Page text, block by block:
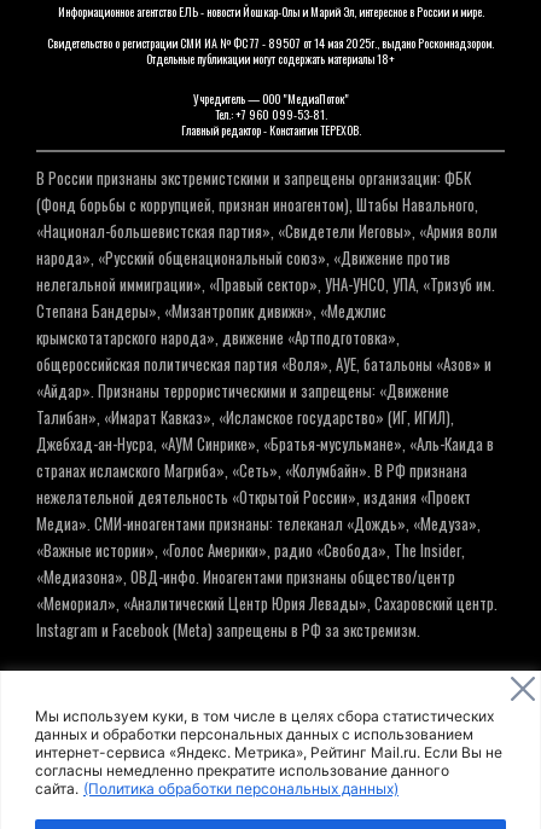
Мы используем куки, в том числе в целях сбора статистических
данных и обработки персональных данных с использованием
интернет-сервиса «Яндекс. Метрика», Рейтинг Mail.ru. Если Вы не
согласны немедленно прекратите использование данного
сайта. (Политика обработки персональных данных)
Информационное агентство ЕЛЬ - новости Йошкар-Олы и Марий Эл, интересное в России и мире.
Свидетельство о регистрации СМИ ИА № ФС 77 - 89507 от 14 мая 2025г., выдано Роскомнадзором.
Отдельные публикации могут содержать материалы 18+
Учредитель — ООО "МедиаПоток"
Тел.: +7 960 099-53-81.
Главный редактор - Константин ТЕРЕХОВ.
В России признаны экстремистскими и запрещены организации: ФБК
(Фонд борьбы с коррупцией, признан иноагентом), Штабы Навального,
«Национал-большевистская партия», «Свидетели Иеговы», «Армия воли
народа», «Русский общенациональный союз», «Движение против
нелегальной иммиграции», «Правый сектор», УНА-УНСО, УПА, «Тризуб им.
Степана Бандеры», «Мизантропик дивижн», «Меджлис
крымскотатарского народа», движение «Артподготовка»,
общероссийская политическая партия «Воля», АУЕ, батальоны «Азов» и
«Айдар». Признаны террористическими и запрещены: «Движение
Талибан», «Имарат Кавказ», «Исламское государство» (ИГ, ИГИЛ),
Джебхад-ан-Нусра, «АУМ Синрике», «Братья-мусульмане», «Аль-Каида в
странах исламского Магриба», «Сеть», «Колумбайн». В РФ признана
нежелательной деятельность «Открытой России», издания «Проект
Медиа». СМИ-иноагентами признаны: телеканал «Дождь», «Медуза»,
«Важные истории», «Голос Америки», радио «Свобода», The Insider,
«Медиазона», ОВД-инфо. Иноагентами признаны общество/центр
«Мемориал», «Аналитический Центр Юрия Левады», Сахаровский центр.
Instagram и Facebook (Metа) запрещены в РФ за экстремизм.
© ИНФОРМАЦИОННОЕ АГЕНТСТВО ЕЛЬ
Политика обработки персональных данных
Пользовательское соглашение